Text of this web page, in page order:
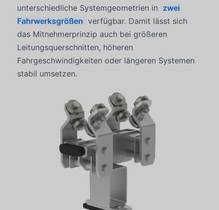
unterschiedliche Systemgeometrien in zwei
Fahrwerksgrößen verfügbar. Damit lässt sich
das Mitnehmerprinzip auch bei größeren
Leitungsquerschnitten, höheren
Fahrgeschwindigkeiten oder längeren Systemen
stabil umsetzen.